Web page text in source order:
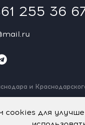
255 36
и
Выделите и нажмите
cookies для